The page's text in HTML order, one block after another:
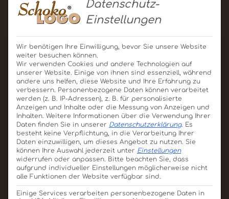
produziert werden.“
Barry Callebaut vier Ziele erreichen:
Verdrängung von Kinderarbeit aus der
eigenen Beschaffungskette
Befreiung von mehr als 500.000 Kakaobauern
aus der Armut
Positive Bilanz in puncto CO2-Emissionen und
Entwaldung
100 % nachhaltig erzeugte Zutaten in allen
Produkten der Gruppe.
Antoine de Saint-Affrique: „diese Ziele können wir
nicht alleine erreichen. Regierungen müssen die
geeigneten politischen Rahmenbedingungen
Datenschutz-
Einstellungen
Wir benötigen Ihre Einwilligung, bevor Sie unsere Website
weiter besuchen können.
Wir verwenden Cookies und andere Technologien auf
unserer Website. Einige von ihnen sind essenziell, während
andere uns helfen, diese Website und Ihre Erfahrung zu
verbessern. Personenbezogene Daten können verarbeitet
werden (z. B. IP-Adressen), z. B. für personalisierte
Anzeigen und Inhalte oder die Messung von Anzeigen und
Inhalten. Weitere Informationen über die Verwendung Ihrer
Daten finden Sie in unserer Datenschutzerklärung. Es
besteht keine Verpflichtung, in die Verarbeitung Ihrer
Daten einzuwilligen, um dieses Angebot zu nutzen. Sie
können Ihre Auswahl jederzeit unter Einstellungen
widerrufen oder anpassen. Bitte beachten Sie, dass
aufgrund individueller Einstellungen möglicherweise nicht
alle Funktionen der Website verfügbar sind.
Einige Services verarbeiten personenbezogene Daten in